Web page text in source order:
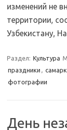
изменений не
территории,
Узбекистану,
Раздел: Культура
праздники ,
фотографии
День